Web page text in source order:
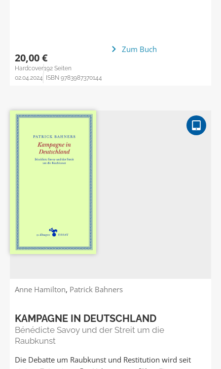
20,00 €
Hardcover192 Seiten
02.04.2024
ISBN 9783987370144
Zum Buch
Anne Hamilton, Patrick Bahners
KAMPAGNE IN DEUTSCHLAND
Bénédicte Savoy und der Streit um die
Raubkunst
Die Debatte um Raubkunst und Restitution wird seit